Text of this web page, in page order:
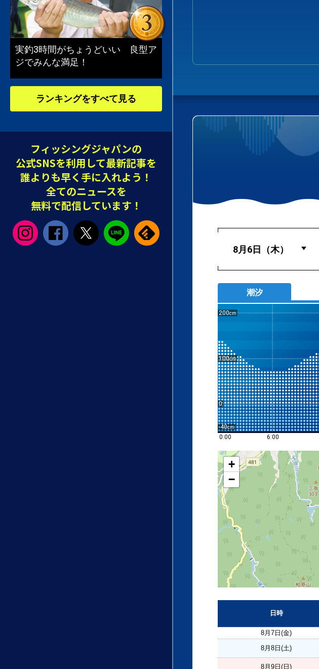
潮汐
200
100
0
-40
0:00
6:00
+
−
日時
8月7日(金)
8月8日(土)
8月9日(日)
実釣3時間がちょうどいい 良型ア
ジでみんな満足！
ランキングをすべて見る
フィッシングジャパンの
公式SNSを利用して最新記事を
誰よりも早く手に入れよう！
全てのニュースを
無料で配信しています！